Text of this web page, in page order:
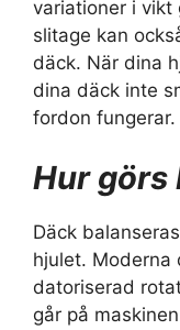
variationer i vikt
slitage kan
däck. När dina
dina däck inte
fordon fungerar.
Hur görs
Däck
hjulet. Moderna
datoriserad
går på